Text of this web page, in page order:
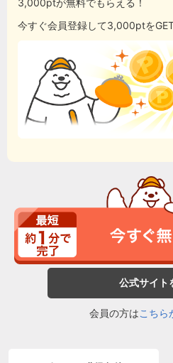
3,000ptが無料でもらえる！
今すぐ会員登録して3,000ptをGET
公式サイト
会員の方はこちら